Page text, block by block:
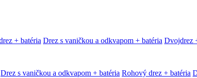
+ batéria Drez s vaničkou a odkvapom + batéria Dvojdrez
Drez s vaničkou a odkvapom + batéria Rohový drez + batéria